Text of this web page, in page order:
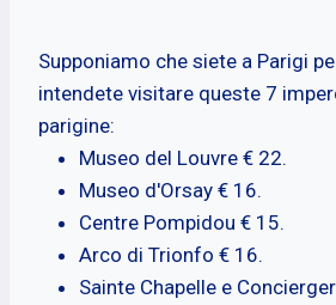
Supponiamo che siete a Parigi
intendete visitare queste 7
parigine:
Museo del Louvre € 22.
Museo d'Orsay € 16.
Centre Pompidou € 15.
Arco di Trionfo € 16.
Sainte Chapelle e